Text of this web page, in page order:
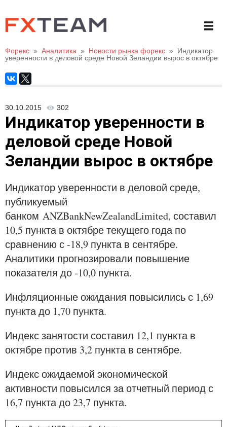
Форекс » Аналитика » Новости рынка форекс »
Индикатор
уверенности в деловой среде Новой Зеландии вырос в октябре
30.10.2015 302
Индикатор уверенности в
деловой среде Новой
Зеландии вырос в октябре
Индикатор уверенности в деловой среде,
публикуемый
банком ANZBankNewZealandLimited, составил
10,5 пункта в октябре текущего года по
сравнению с -18,9 пункта в сентябре.
Аналитики прогнозировали повышение
показателя до -10,0 пункта.
Инфляционные ожидания повысились с 1,69
пункта до 1,70 пункта.
Индекс занятости составил 12,1 пункта в
октябре против 3,2 пункта в сентябре.
Индекс ожидаемой экономической
активности повысился за отчетный период с
16,7 пункта до 23,7 пункта.